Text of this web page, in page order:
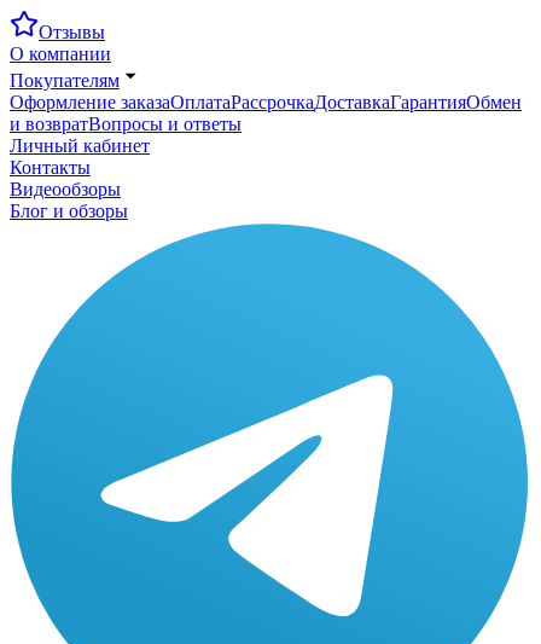
Отзывы
О компании
Покупателям
Оформление заказаОплатаРассрочкаДоставкаГарантияОбмен
и возвратВопросы и ответы
Личный кабинет
Контакты
Видеообзоры
Блог и обзоры